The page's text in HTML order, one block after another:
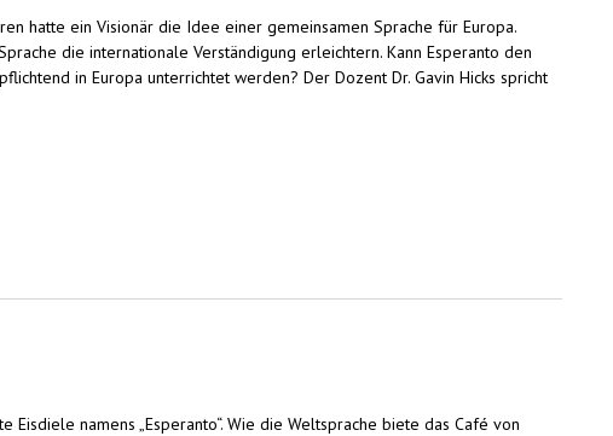
hatte ein Visionär die Idee einer gemeinsamen Sprache für Europa.
die internationale Verständigung erleichtern. Kann Esperanto den
in Europa unterrichtet werden? Der Dozent Dr. Gavin Hicks spricht
namens „Esperanto“. Wie die Weltsprache biete das Café von